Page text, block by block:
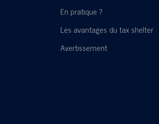
En pratique ?
Les avantages du tax shelter
Avertissement